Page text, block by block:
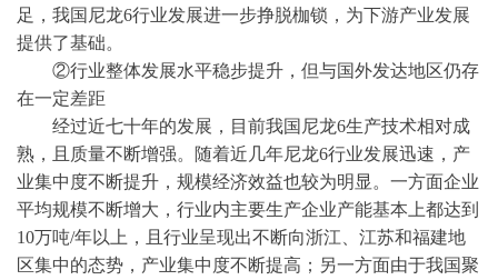
足，我国尼龙6行业发展进一步挣脱枷锁，为下游产业发展
提供了基础。
②行业整体发展水平稳步提升，但与国外发达地区仍存
在一定差距
经过近七十年的发展，目前我国尼龙6生产技术相对成
熟，且质量不断增强。随着近几年尼龙6行业发展迅速，产
业集中度不断提升，规模经济效益也较为明显。一方面企业
平均规模不断增大，行业内主要生产企业产能基本上都达到
10万吨/年以上，且行业呈现出不断向浙江、江苏和福建地
区集中的态势，产业集中度不断提高；另一方面由于我国聚